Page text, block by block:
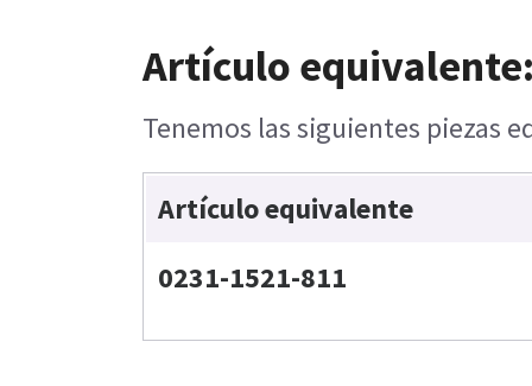
Artículo
Tenemos las siguientes piezas
Artículo equivalente
0231-1521-811